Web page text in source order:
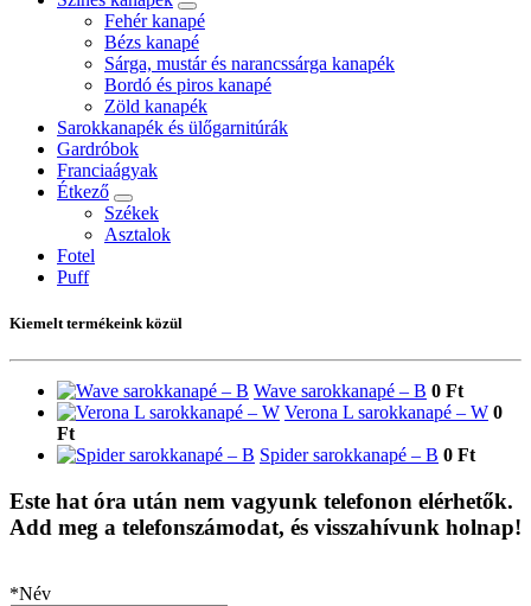
Fehér kanapé
Bézs kanapé
Sárga, mustár és narancssárga kanapék
Bordó és piros kanapé
Zöld kanapék
Sarokkanapék és ülőgarnitúrák
Gardróbok
Franciaágyak
Étkező
Székek
Asztalok
Fotel
Puff
Kiemelt termékeink közül
Wave sarokkanapé – B 0 Ft
Verona L sarokkanapé – W 0
Ft
Spider sarokkanapé – B 0 Ft
Este hat óra után nem vagyunk telefonon elérhetők.
Add meg a telefonszámodat, és visszahívunk holnap!
*Név